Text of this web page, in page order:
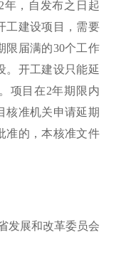
年，自发布之日起
工建设项目，需要
限届满的30个工作
。开工建设只能延
项目在2年期限内
核准机关申请延期
准的，本核准文件
发展和改革委员会